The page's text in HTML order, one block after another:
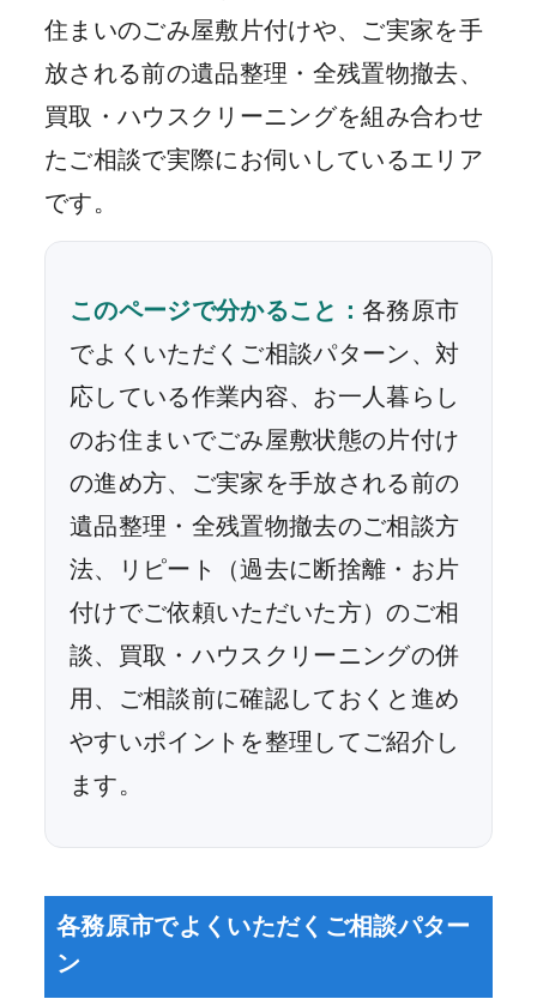
住まいのごみ屋敷片付けや、ご実家を手
放される前の遺品整理・全残置物撤去、
買取・ハウスクリーニングを組み合わせ
たご相談で実際にお伺いしているエリア
です。
このページで分かること：各務原市
でよくいただくご相談パターン、対
応している作業内容、お一人暮らし
のお住まいでごみ屋敷状態の片付け
の進め方、ご実家を手放される前の
遺品整理・全残置物撤去のご相談方
法、リピート（過去に断捨離・お片
付けでご依頼いただいた方）のご相
談、買取・ハウスクリーニングの併
用、ご相談前に確認しておくと進め
やすいポイントを整理してご紹介し
ます。
各務原市でよくいただくご相談パター
ン